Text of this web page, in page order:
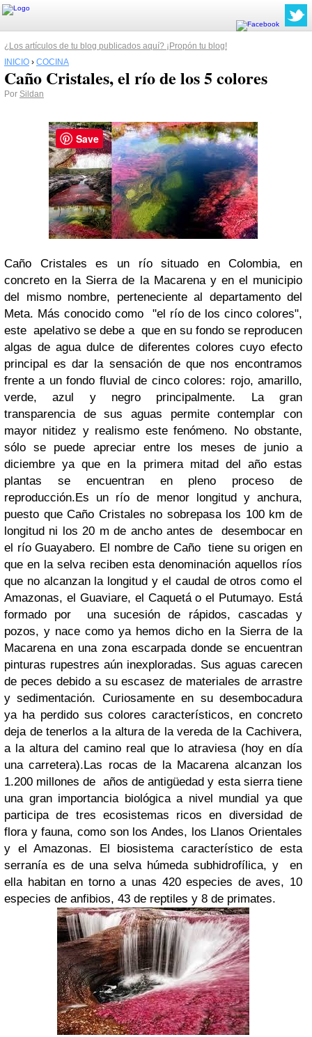
¿Los artículos de tu blog publicados aquí? ¡Propón tu blog!
INICIO › COCINA
Caño Cristales, el río de los 5 colores
Por Sildan
Caño Cristales es un río situado en Colombia, en
concreto en la Sierra de la Macarena y en el municipio
del mismo nombre, perteneciente al departamento del
Meta. Más conocido como "el río de los cinco colores",
este apelativo se debe a que en su fondo se reproducen
algas de agua dulce de diferentes colores cuyo efecto
principal es dar la sensación de que nos encontramos
frente a un fondo fluvial de cinco colores: rojo, amarillo,
verde, azul y negro principalmente. La gran
transparencia de sus aguas permite contemplar con
mayor nitidez y realismo este fenómeno. No obstante,
sólo se puede apreciar entre los meses de junio a
diciembre ya que en la primera mitad del año estas
plantas se encuentran en pleno proceso de
reproducción.Es un río de menor longitud y anchura,
puesto que Caño Cristales no sobrepasa los 100 km de
longitud ni los 20 m de ancho antes de desembocar en
el río Guayabero. El nombre de Caño tiene su origen en
que en la selva reciben esta denominación aquellos ríos
que no alcanzan la longitud y el caudal de otros como el
Amazonas, el Guaviare, el Caquetá o el Putumayo. Está
formado por una sucesión de rápidos, cascadas y
pozos, y nace como ya hemos dicho en la Sierra de la
Macarena en una zona escarpada donde se encuentran
pinturas rupestres aún inexploradas. Sus aguas carecen
de peces debido a su escasez de materiales de arrastre
y sedimentación. Curiosamente en su desembocadura
ya ha perdido sus colores característicos, en concreto
deja de tenerlos a la altura de la vereda de la Cachivera,
a la altura del camino real que lo atraviesa (hoy en día
una carretera).Las rocas de la Macarena alcanzan los
1.200 millones de años de antigüedad y esta sierra tiene
una gran importancia biológica a nivel mundial ya que
participa de tres ecosistemas ricos en diversidad de
flora y fauna, como son los Andes, los Llanos Orientales
y el Amazonas. El biosistema característico de esta
serranía es de una selva húmeda subhidrofílica, y en
ella habitan en torno a unas 420 especies de aves, 10
especies de anfibios, 43 de reptiles y 8 de primates.
Save